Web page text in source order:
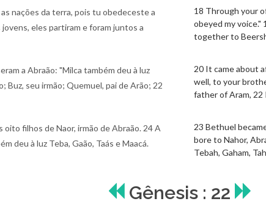
nações da terra, pois tu obedeceste a
eles partiram e foram juntos a
18 Through your
obeyed my
together to
a Abraão: "Milca também deu à luz
Buz, seu irmão; Quemuel, pai de Arão; 22
20 It came about
well, to your
father of Aram, 22
oito filhos de Naor, irmão de Abraão. 24 A
deu à luz Teba, Gaão, Taás e Maacá.
23 Bethuel
bore to Nahor,
Tebah, Gaham,
Gênesis : 22